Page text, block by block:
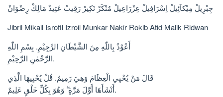
جِبْرِيلْ مِيْكاَئِيلْ اِسْرَافِيلْ عِزْرَاعِيلْ مُنْكَرْ نَكِيرْ رَقِيبْ عَتِيدْ مَالِكْ رِضْوَانْ
Jibril Mikail Isrofil Izroil Munkar Nakir Rokib Atid Malik Ridwan
أَعُوْذُ بِاللّٰهِ مِنَ الشَّيْطَانِ الرَّجِيْمِ. بِسْمِ اللّٰهِ
الرَّحْمٰنِ الرَّحِيْمِ.
قَالَ مَنْ يُحْيِي الْعِظَامَ وَهِيَ رَمِيمٌ. قُلْ يُحْيِيهَا الَّذِي
أَنْشَأَهَا أَوَّلَ مَرَّةٍ ۖ وَهُوَ بِكُلِّ خَلْقٍ عَلِيمٌ.